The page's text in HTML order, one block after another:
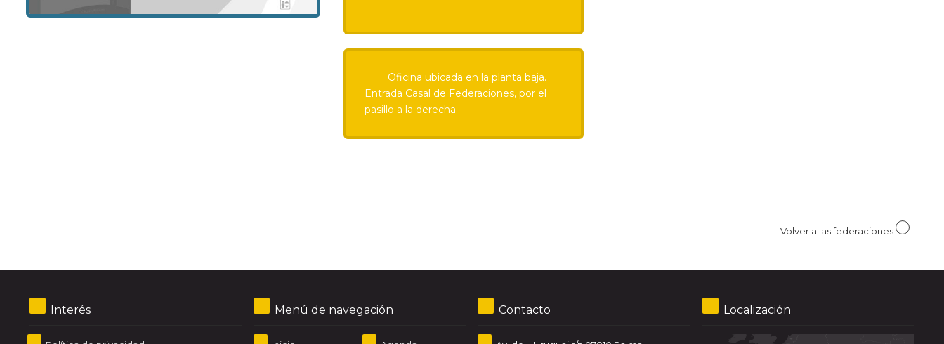
Oficina ubicada en la planta baja.
Entrada Casal de Federaciones, por el
pasillo a la derecha.
Volver a las federaciones
Interés Menú de navegación Contacto Localización